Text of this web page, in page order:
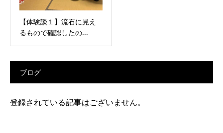
【体験談１】流石に見え
るもので確認したの...
ブログ
登録されている記事はございません。